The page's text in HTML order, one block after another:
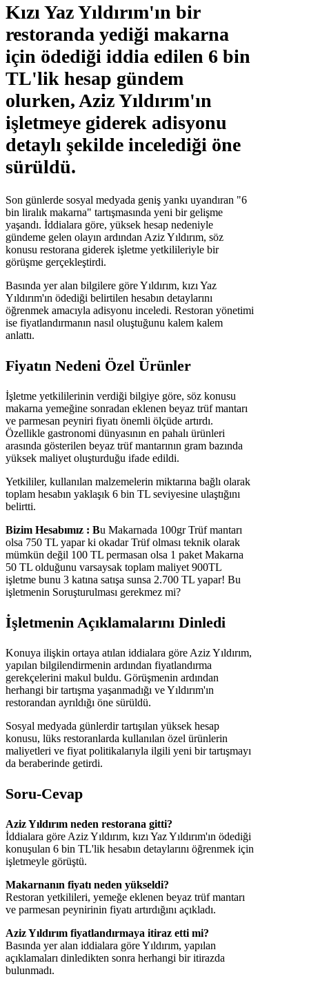
Kızı Yaz Yıldırım'ın bir
restoranda yediği makarna
için ödediği iddia edilen 6 bin
TL'lik hesap gündem
olurken, Aziz Yıldırım'ın
işletmeye giderek adisyonu
detaylı şekilde incelediği öne
sürüldü.
Son günlerde sosyal medyada geniş yankı uyandıran "6
bin liralık makarna" tartışmasında yeni bir gelişme
yaşandı. İddialara göre, yüksek hesap nedeniyle
gündeme gelen olayın ardından Aziz Yıldırım, söz
konusu restorana giderek işletme yetkilileriyle bir
görüşme gerçekleştirdi.
Basında yer alan bilgilere göre Yıldırım, kızı Yaz
Yıldırım'ın ödediği belirtilen hesabın detaylarını
öğrenmek amacıyla adisyonu inceledi. Restoran yönetimi
ise fiyatlandırmanın nasıl oluştuğunu kalem kalem
anlattı.
Fiyatın Nedeni Özel Ürünler
İşletme yetkililerinin verdiği bilgiye göre, söz konusu
makarna yemeğine sonradan eklenen beyaz trüf mantarı
ve parmesan peyniri fiyatı önemli ölçüde artırdı.
Özellikle gastronomi dünyasının en pahalı ürünleri
arasında gösterilen beyaz trüf mantarının gram bazında
yüksek maliyet oluşturduğu ifade edildi.
Yetkililer, kullanılan malzemelerin miktarına bağlı olarak
toplam hesabın yaklaşık 6 bin TL seviyesine ulaştığını
belirtti.
Bizim Hesabımız : Bu Makarnada 100gr Trüf mantarı
olsa 750 TL yapar ki okadar Trüf olması teknik olarak
mümkün değil 100 TL permasan olsa 1 paket Makarna
50 TL olduğunu varsaysak toplam maliyet 900TL
işletme bunu 3 katına satışa sunsa 2.700 TL yapar! Bu
işletmenin Soruşturulması gerekmez mi?
İşletmenin Açıklamalarını Dinledi
Konuya ilişkin ortaya atılan iddialara göre Aziz Yıldırım,
yapılan bilgilendirmenin ardından fiyatlandırma
gerekçelerini makul buldu. Görüşmenin ardından
herhangi bir tartışma yaşanmadığı ve Yıldırım'ın
restorandan ayrıldığı öne sürüldü.
Sosyal medyada günlerdir tartışılan yüksek hesap
konusu, lüks restoranlarda kullanılan özel ürünlerin
maliyetleri ve fiyat politikalarıyla ilgili yeni bir tartışmayı
da beraberinde getirdi.
Soru-Cevap
Aziz Yıldırım neden restorana gitti?
İddialara göre Aziz Yıldırım, kızı Yaz Yıldırım'ın ödediği
konuşulan 6 bin TL'lik hesabın detaylarını öğrenmek için
işletmeyle görüştü.
Makarnanın fiyatı neden yükseldi?
Restoran yetkilileri, yemeğe eklenen beyaz trüf mantarı
ve parmesan peynirinin fiyatı artırdığını açıkladı.
Aziz Yıldırım fiyatlandırmaya itiraz etti mi?
Basında yer alan iddialara göre Yıldırım, yapılan
açıklamaları dinledikten sonra herhangi bir itirazda
bulunmadı.